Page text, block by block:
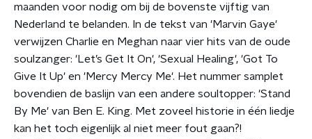
maanden voor nodig om bij de bovenste vijftig van
Nederland te belanden. In de tekst van 'Marvin Gaye'
verwijzen Charlie en Meghan naar vier hits van de oude
soulzanger: 'Let’s Get It On', 'Sexual Healing', 'Got To
Give It Up' en 'Mercy Mercy Me'. Het nummer samplet
bovendien de baslijn van een andere soultopper: 'Stand
By Me' van Ben E. King. Met zoveel historie in één liedje
kan het toch eigenlijk al niet meer fout gaan?!